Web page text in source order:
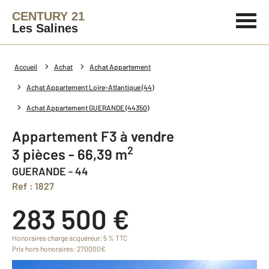
CENTURY 21
Les Salines
Accueil Achat Achat Appartement
Achat Appartement Loire-Atlantique (44)
Achat Appartement GUERANDE (44350)
Appartement F3 à vendre
3 pièces - 66,39 m2
GUERANDE - 44
Ref : 1827
283 500 €
Honoraires charge acquéreur: 5 % TTC
Prix hors honoraires: 270000€